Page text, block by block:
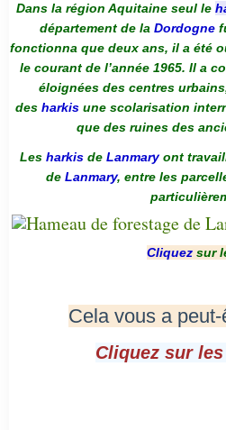
Dans la région Aquitaine seul le
département de la Dordogne
fonctionna que deux ans, il a été
le courant de l’année 1965. Il a
éloignées des centres
des harkis une scolarisation
que des ruines des
Les harkis de Lanmaryont
de Lanmary, entre les
Cliquez sur
Cela vous a
Cliquez sur